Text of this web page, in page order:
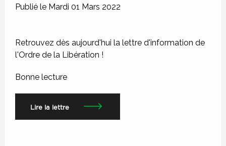
Publié le Mardi 01 Mars 2022
Retrouvez dès aujourd'hui la lettre d'information de
l'Ordre de la Libération !
Bonne lecture
Lire la lettre